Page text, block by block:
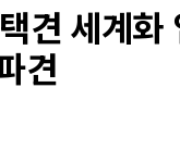
견 세계
견